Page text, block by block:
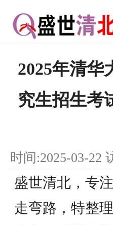
2025年清华
究生招生考
时间:2025-03-22
盛世清北，专
走弯路，特整